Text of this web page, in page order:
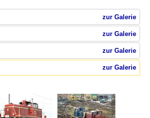
zur Galerie
zur Galerie
zur Galerie
zur Galerie